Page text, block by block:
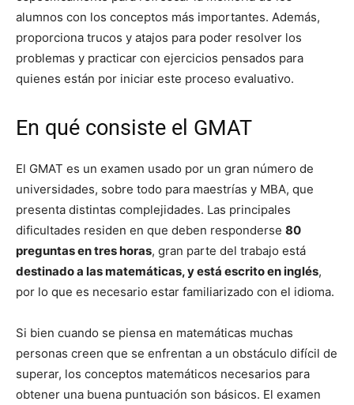
alumnos con los conceptos más importantes. Además,
proporciona trucos y atajos para poder resolver los
problemas y practicar con ejercicios pensados para
quienes están por iniciar este proceso evaluativo.
En qué consiste el GMAT
El GMAT es un examen usado por un gran número de
universidades, sobre todo para maestrías y MBA, que
presenta distintas complejidades. Las principales
dificultades residen en que deben responderse 80
preguntas en tres horas, gran parte del trabajo está
destinado a las matemáticas, y está escrito en inglés,
por lo que es necesario estar familiarizado con el idioma.
Si bien cuando se piensa en matemáticas muchas
personas creen que se enfrentan a un obstáculo difícil de
superar, los conceptos matemáticos necesarios para
obtener una buena puntuación son básicos. El examen